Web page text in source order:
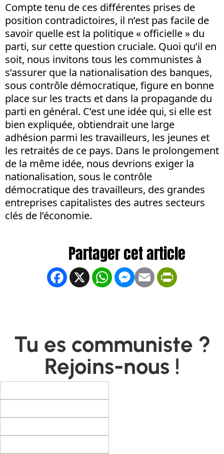
Compte tenu de ces différentes prises de
position contradictoires, il n’est pas facile de
savoir quelle est la politique « officielle » du
parti, sur cette question cruciale. Quoi qu’il en
soit, nous invitons tous les communistes à
s’assurer que la nationalisation des banques,
sous contrôle démocratique, figure en bonne
place sur les tracts et dans la propagande du
parti en général. C’est une idée qui, si elle est
bien expliquée, obtiendrait une large
adhésion parmi les travailleurs, les jeunes et
les retraités de ce pays. Dans le prolongement
de la même idée, nous devrions exiger la
nationalisation, sous le contrôle
démocratique des travailleurs, des grandes
entreprises capitalistes des autres secteurs
clés de l’économie.
Facebook
X WhatsApp
Messenger
Email
Tu es communiste ?
Rejoins-nous !